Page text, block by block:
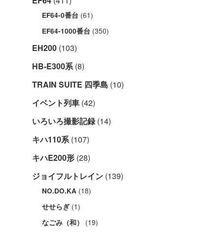
EF64-0番台 (61)
EF64-1000番台 (350)
EH200 (103)
HB-E300系(8)
TRAIN SUITE 四季島 (10)
イベント列車 (42)
いろいろ撮影記録(14)
キハ110系(107)
キハE200形 (28)
ジョイフルトレイン (139)
NO.DO.KA (18)
せせらぎ (1)
なごみ（和） (19)